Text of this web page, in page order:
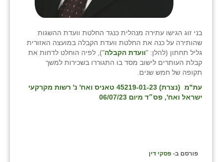
בני זוג הגישו עתירה מנהלית כנגד החלטת וועדת ההשגות
שהותירה על כנה את החלטת וועדת הקבלה במועצה האזורית
גליל תחתון (להלן: "וועדת הקבלה"), לפיה הוחלט לדחות את
קבלת העותרים לישוב מסד בו התגוררו בשכירות למשך
תקופה של חמש שנים.
עת"מ (נצרת) 45219-01-23 טאניס ואח' נ' רשות מקרקעי
ישראל ואח', פס״ד מיום 06/07/23
פורסם ב- פסקי דין
תלמי יוסף
בוסתן הגליל